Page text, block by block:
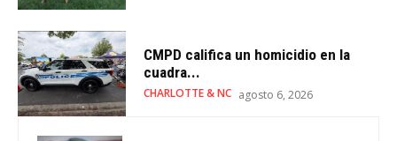
CMPD califica un homicidio en la
cuadra...
CHARLOTTE & NC agosto 6, 2026